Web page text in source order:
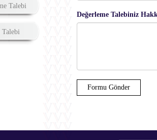
Talebi
Talebi
Değerleme Talebiniz